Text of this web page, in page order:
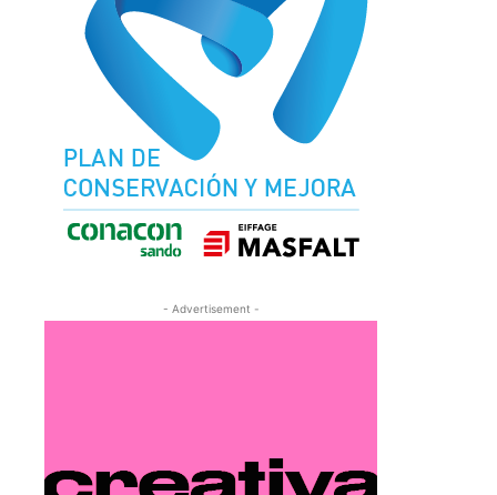
- Advertisement -